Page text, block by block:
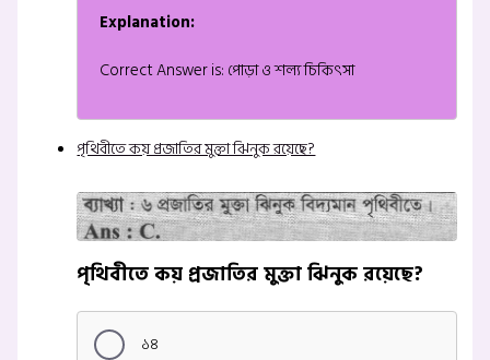
Explanation:
Correct Answer is: পোড়া ও শল্য চিকিৎসা
পৃথিবীতে কয় প্রজাতির মুক্তা ঝিনুক রয়েছে?
পৃথিবীতে কয় প্রজাতির মুক্তা ঝিনুক রয়েছে?
১৪